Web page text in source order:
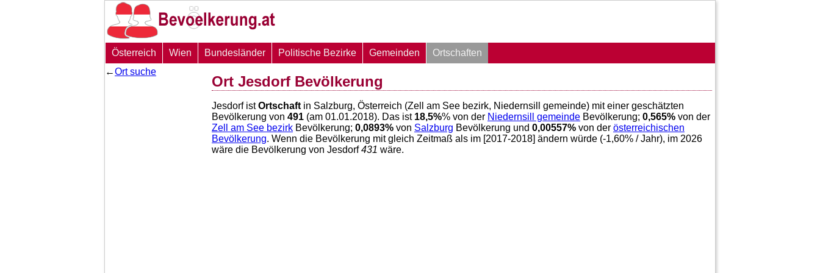
Österreich Wien Bundesländer Politische Bezirke Gemeinden
Ortschaften
←Ort suche
Ort Jesdorf Bevölkerung
Jesdorf istOrtschaft in Salzburg, Österreich (Zell am See bezirk, Niedernsill gemeinde) mit einer geschätzten
Bevölkerung von 491 (am 01.01.2018). Das ist 18,5%% von der Niedernsill gemeinde Bevölkerung; 0,565% von der
Zell am See bezirk Bevölkerung; 0,0893% von Salzburg Bevölkerung und 0,00557% von der österreichischen
Bevölkerung. Wenn die Bevölkerung mit gleich Zeitmaß als im [2017-2018] ändern würde (-1,60% / Jahr), im 2026
wäre die Bevölkerung von Jesdorf431 wäre.